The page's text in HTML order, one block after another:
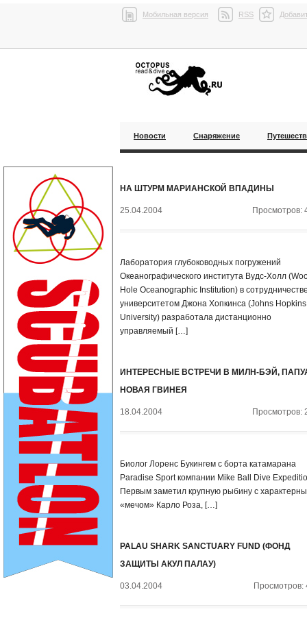
Мобильная версия RSS
Новости Снаряжение
НА ШТУРМ МАРИАНСКОЙ ВПАДИНЫ
25.04.2004 Просмотров:
Лаборатория глубоководных погружений
Океанографического института Вудс-Холл
Hole Oceanographic Institution) в
университетом Джона Хопкинса (Johns Hopkins
University) разработала дистанционно
управляемый […]
ИНТЕРЕСНЫЕ ВСТРЕЧИ В МИЛН-БЭЙ,
НОВАЯ ГВИНЕЯ
18.04.2004 Просмотров:
Биолог Лоренс Букингем с борта катамарана
Paradise Sport компании Mike Ball Dive
Первым заметил крупную рыбину с
«мечом» Карло Роза, […]
PALAU SHARK SANCTUARY FUND (ФОНД
ЗАЩИТЫ АКУЛ ПАЛАУ)
03.04.2004 Просмотров: